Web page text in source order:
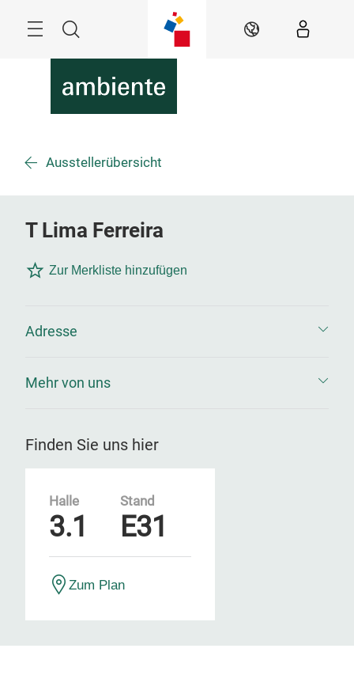
Suche DE
Ausstellerübersicht
T Lima Ferreira
Zur Merkliste hinzufügen
Adresse
Mehr von uns
Finden Sie uns hier
Halle
3.1
Stand
E31
Zum Plan